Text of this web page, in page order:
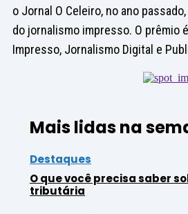
o Jornal O Celeiro, no ano
do jornalismo impresso. O prêmio
Impresso, Jornalismo Digital e
Mais lidas na
Destaques
O que você precisa saber
tributária